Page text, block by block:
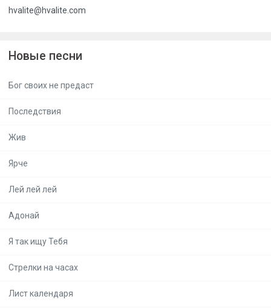
hvalite@hvalite.com
Новые песни
Бог своих не предаст
Последствия
Жив
Ярче
Лей лей лей
Адонай
Я так ищу Тебя
Стрелки на часах
Лист календаря